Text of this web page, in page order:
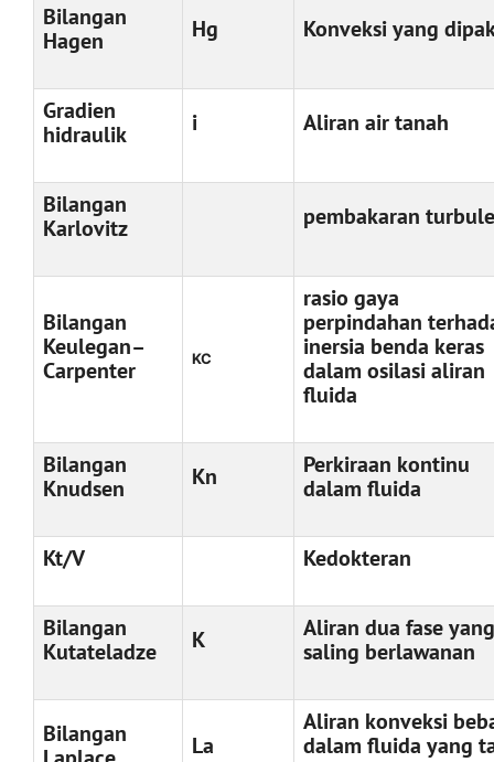
Bilangan
Hagen
Hg Konveksi yang
Gradien
hidraulik
i Aliran air tanah
Bilangan
Karlovitz
pembakaran
Bilangan
Keulegan–
Carpenter
KC
rasio gaya
perpindahan
inersia benda keras
dalam osilasi aliran
fluida
Bilangan
Knudsen
Kn
Perkiraan kontinu
dalam fluida
Kt/V Kedokteran
Bilangan
Kutateladze
K
Aliran dua fase yang
saling berlawanan
Bilangan
La
Aliran konveksi
dalam fluida yang